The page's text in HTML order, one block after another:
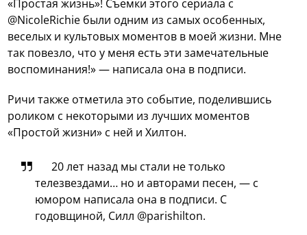
«Простая жизнь»! Съемки этого сериала с
@NicoleRichie были одним из самых особенных,
веселых и культовых моментов в моей жизни. Мне
так повезло, что у меня есть эти замечательные
воспоминания!» — написала она в подписи.
Ричи также отметила это событие, поделившись
роликом с некоторыми из лучших моментов
«Простой жизни» с ней и Хилтон.
20 лет назад мы стали не только
телезвездами… но и авторами песен, — с
юмором написала она в подписи. С
годовщиной, Силл @parishilton.